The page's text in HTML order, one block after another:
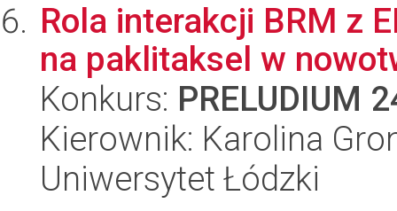
Rola interakcji BRM z
na paklitaksel w
Konkurs: PRELUDIUM
Kierownik: Karolina
Uniwersytet Łódzki